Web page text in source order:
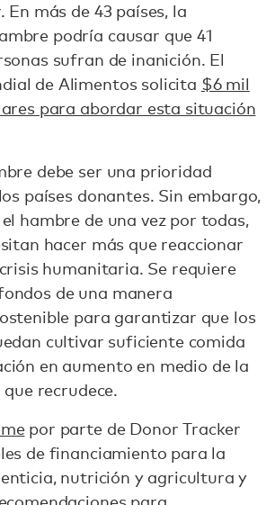
más de 43 países, la
podría causar que 41
sufran de inanición. El
de Alimentos solicita $6 mil
para abordar esta situación
debe ser una prioridad
países donantes. Sin embargo,
hambre de una vez por todas,
hacer más que reaccionar
humanitaria. Se requiere
de una manera
para garantizar que los
cultivar suficiente comida
en aumento en medio de la
recrudece.
por parte de Donor Tracker
de financiamiento para la
nutrición y agricultura y